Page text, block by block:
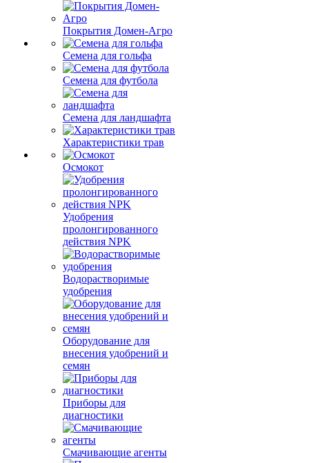
Покрытия Домен-Агро
Семена для гольфа
Семена для футбола
Семена для ландшафта
Характеристики трав
Осмокот
Удобрения
пролонгированного
действия NPK
Водорастворимые
удобрения
Оборудование для
внесения удобрений и
семян
Приборы для
диагностики
Смачивающие агенты